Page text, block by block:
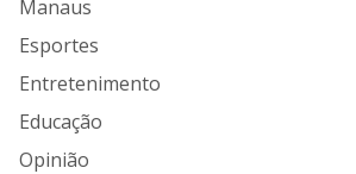
Manaus
Esportes
Entretenimento
Educação
Opinião